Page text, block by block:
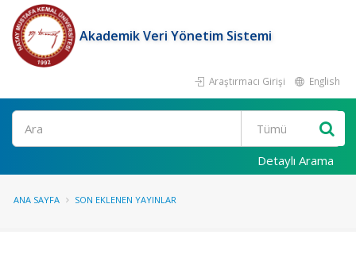
Akademik Veri Yönetim Sistemi
Araştırmacı Girişi English
Ara
Detaylı Arama
ANA SAYFA SON EKLENEN YAYINLAR